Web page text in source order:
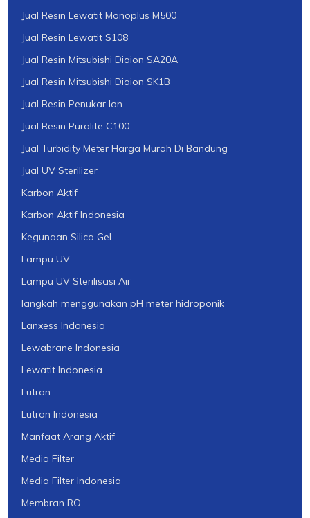
Jual Resin Lewatit Monoplus M500
Jual Resin Lewatit S108
Jual Resin Mitsubishi Diaion SA20A
Jual Resin Mitsubishi Diaion SK1B
Jual Resin Penukar Ion
Jual Resin Purolite C100
Jual Turbidity Meter Harga Murah Di Bandung
Jual UV Sterilizer
Karbon Aktif
Karbon Aktif Indonesia
Kegunaan Silica Gel
Lampu UV
Lampu UV Sterilisasi Air
langkah menggunakan pH meter hidroponik
Lanxess Indonesia
Lewabrane Indonesia
Lewatit Indonesia
Lutron
Lutron Indonesia
Manfaat Arang Aktif
Media Filter
Media Filter Indonesia
Membran RO